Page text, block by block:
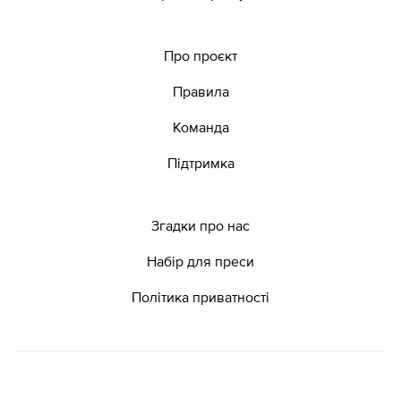
Про проєкт
Правила
Команда
Підтримка
Згадки про нас
Набір для преси
Політика приватності